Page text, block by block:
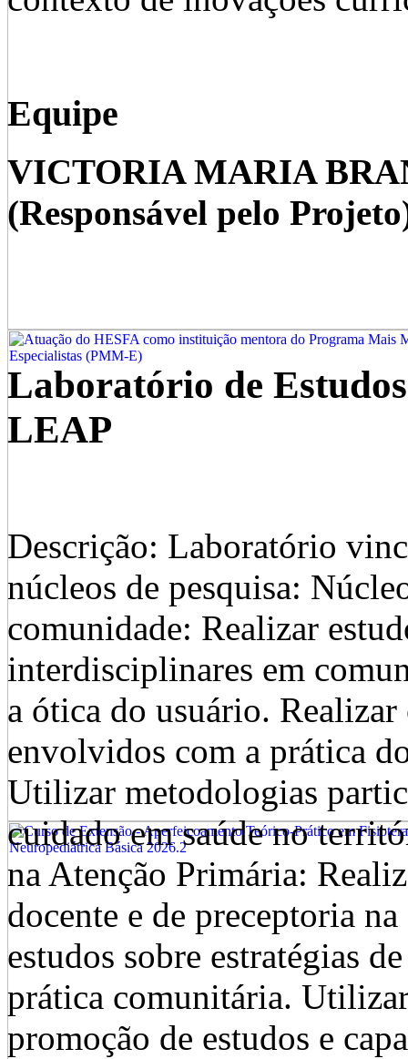
Equipe
VICTORIA MARIA
(Responsável pelo
Laboratório de
LEAP
Descrição: Laboratório
núcleos de pesquisa:
comunidade: Realizar
interdisciplinares em
a ótica do usuário.
envolvidos com a prática
Utilizar metodologias
cuidado em saúde no
na Atenção Primária:
docente e de preceptoria
estudos sobre estratégias
prática comunitária.
promoção de estudos e